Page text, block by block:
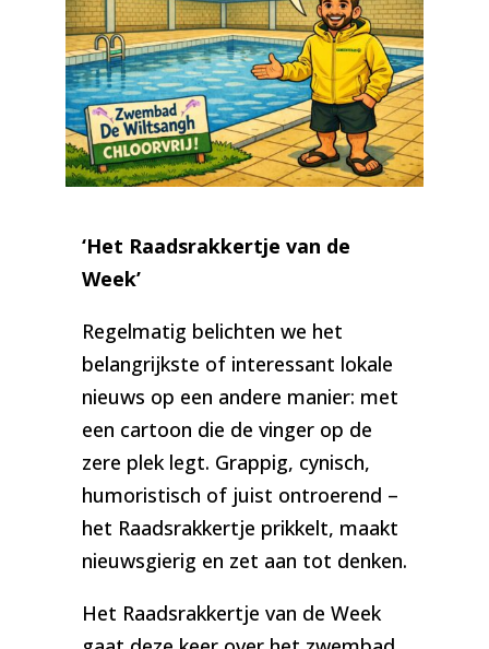
‘Het Raadsrakkertje van de
Week’
Regelmatig belichten we het
belangrijkste of interessant lokale
nieuws op een andere manier: met
een cartoon die de vinger op de
zere plek legt. Grappig, cynisch,
humoristisch of juist ontroerend –
het Raadsrakkertje prikkelt, maakt
nieuwsgierig en zet aan tot denken.
Het Raadsrakkertje van de Week